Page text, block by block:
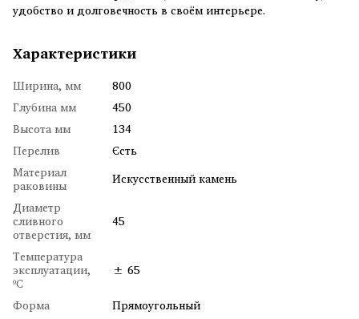
удобство и долговечность в своём интерьере.
Характеристики
Ширина, мм
800
Глубина мм
450
Высота мм
134
Перелив
Єсть
Материал
раковины
Искусственный камень
Диаметр
сливного
отверстия, мм
45
Температура
эксплуатации,
ºC
± 65
Форма
Прямоугольный